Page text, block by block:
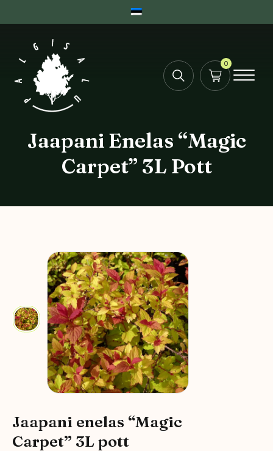
0
Jaapani Enelas “Magic
Carpet” 3L Pott
Jaapani enelas “Magic
Carpet” 3L pott